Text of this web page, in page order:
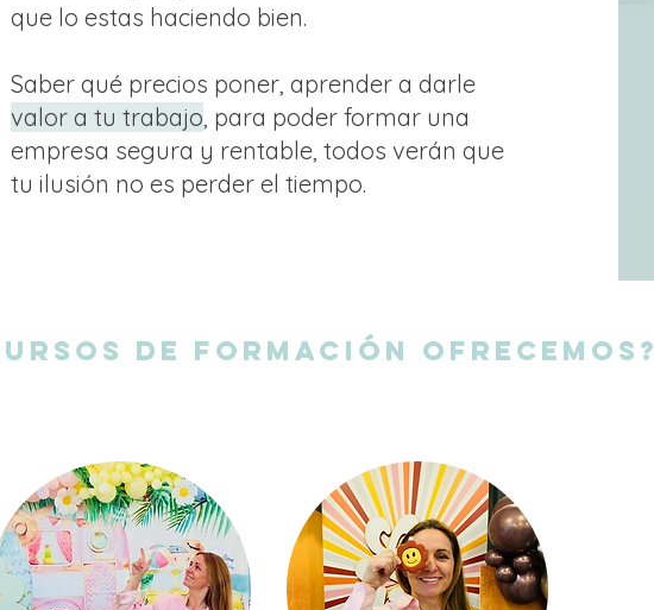
que lo estas haciendo bien.
Saber qué precios poner, aprender a darle
valor a tu trabajo , para poder formar una
empresa segura y rentable, todos verán que
tu ilusión no es perder el tiempo.
DE FORMACIÓN OFRECEMOS?